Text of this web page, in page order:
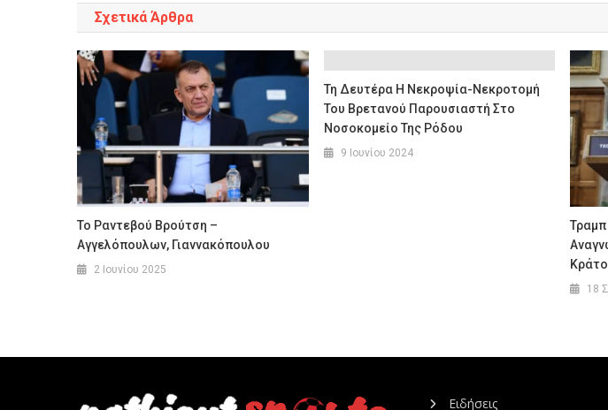
Σχετικά Άρθρα
Το Ραντεβού Βρούτση –
Αγγελόπουλων, Γιαννακόπουλου
2 Ιουνίου 2025
Τη Δευτέρα Η Νεκροψία-Νεκροτομή
Του Βρετανού Παρουσιαστή Στο
Νοσοκομείο Της Ρόδου
9 Ιουνίου 2024
18
Ειδήσεις